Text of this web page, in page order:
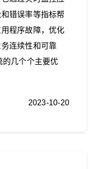
错误率等指标帮
程序故障，优化
连续性和可靠
的几个个主要优
2023-10-20